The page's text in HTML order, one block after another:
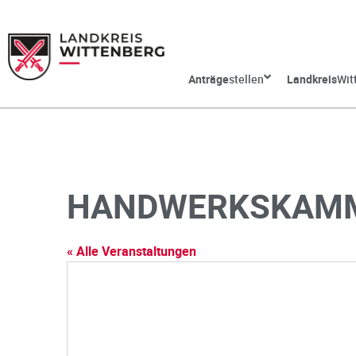
Anträgestellen Landkreis
« Alle Veranstaltungen